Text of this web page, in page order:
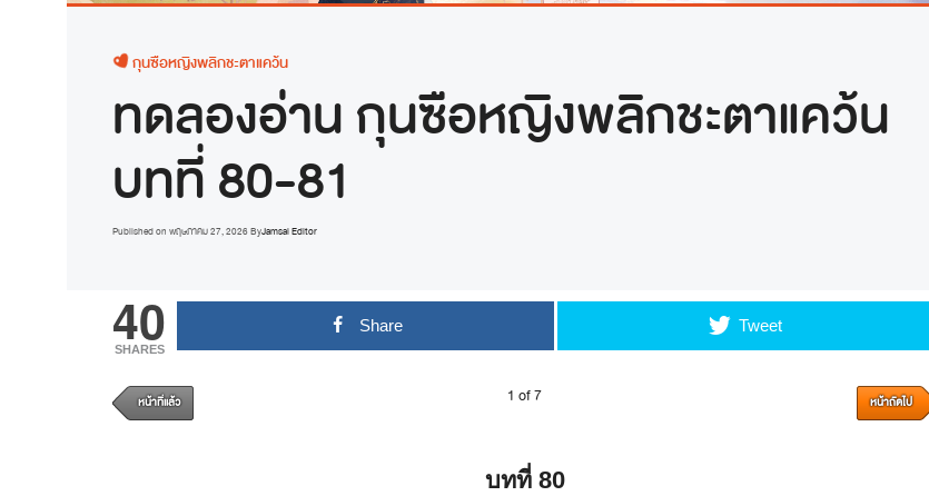
กุนซือหญิงพลิกชะตาแคว้น
ทดลองอ่าน กุนซือหญิงพลิกชะตาแคว้น
บทที่ 80-81
Published on พฤษภาคม 27, 2026ByJamsai Editor
40
SHARES
Share Tweet
หน้าที่แล้ว 1 of 7 หน้าถัดไป
บทที่ 80